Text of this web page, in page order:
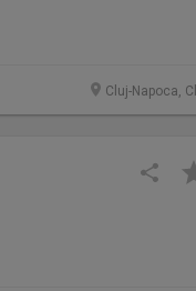
Cluj-Napoca,